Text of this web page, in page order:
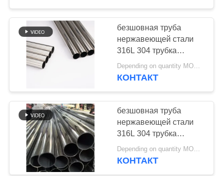
ПУТЕШЕСТВИЕ
ФАБРИКИ
ПРОВЕРКА
КАЧЕСТВА
СВЯЖИТЕСЬ
МЫ
НОВОСТИ
безшовная труба
нержавеющей стали
316L 304 трубка
нержавеющей стали
трубы аустенитной
Depending on quantity MOQ:1pcs
КОНТАКТ
безшовная труба
нержавеющей стали
316L 304 трубка
нержавеющей стали
трубы аустенитной
Depending on quantity MOQ:1pcs
КОНТАКТ